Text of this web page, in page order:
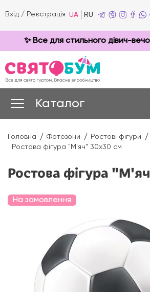
Вхід / Реєстрація UA RU
✨ Все для стильного дівич-
Каталог
Головна Фотозони
Ростові фігури
Ростова фігура "М'яч" 30х30 см
Ростова фігура
На замовлення